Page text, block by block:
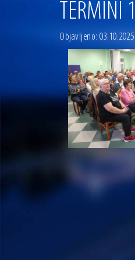
TERMINI
Objavljeno: 03.10.2025